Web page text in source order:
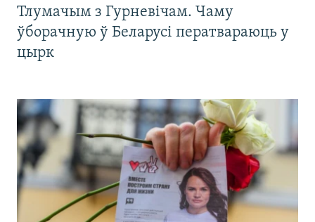
Тлумачым з Гурневічам. Чаму
ўборачную ў Беларусі ператвараюць у
цырк